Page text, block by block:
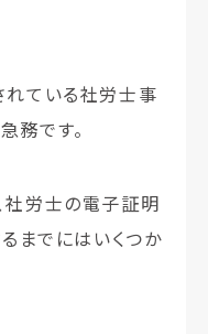
れている社労士事
務です。
社労士の電子証明
までにはいくつか